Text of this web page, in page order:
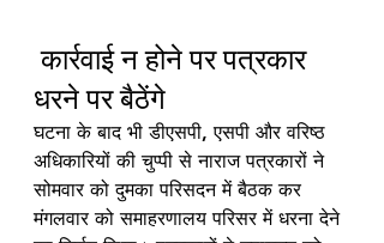
कार्रवाई न होने पर पत्रकार
धरने पर बैठेंगे
घटना के बाद भी डीएसपी, एसपी और वरिष्ठ
अधिकारियों की चुप्पी से नाराज पत्रकारों ने
सोमवार को दुमका परिसदन में बैठक कर
मंगलवार को समाहरणालय परिसर में धरना देने